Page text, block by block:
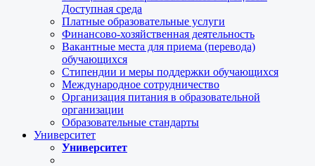
Доступная среда
Платные образовательные услуги
Финансово-хозяйственная деятельность
Вакантные места для приема (перевода)
обучающихся
Стипендии и меры поддержки обучающихся
Международное сотрудничество
Организация питания в образовательной
организации
Образовательные стандарты
Университет
Университет